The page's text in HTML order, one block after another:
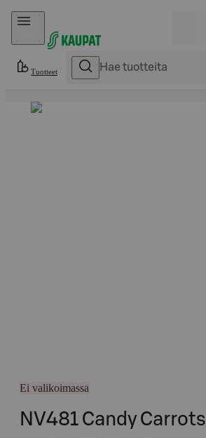
Hyppää sisältöön
Tuotteet
Ei valikoimassa
NV481 Candy Carrots